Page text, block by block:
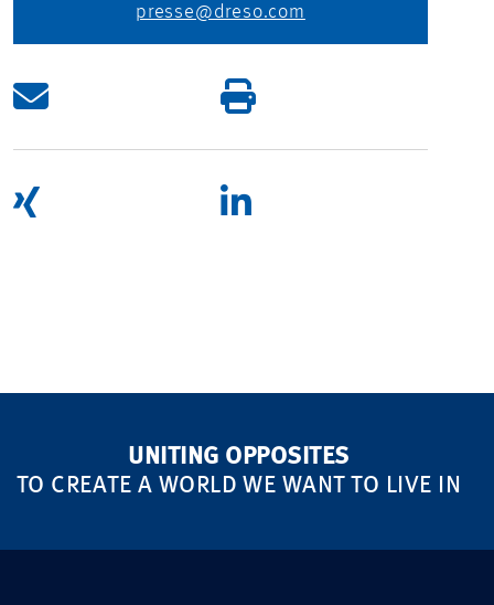
presse@dreso.com
UNITING OPPOSITES
TO CREATE A WORLD WE WANT TO LIVE IN